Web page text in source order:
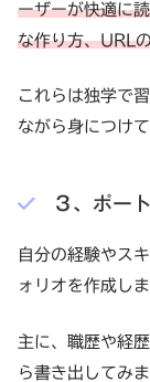
ーザーが快適に
な作り方、URL
これらは独学で
ながら身につけ
３、ポー
自分の経験やス
ォリオを作成しま
主に、職歴や経
ら書き出してみ